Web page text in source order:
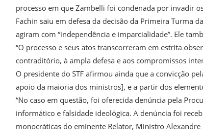
processo em que Zambelli foi condenada por invadir
Fachin saiu em defesa da decisão da Primeira Turma
agiram com “independência e imparcialidade”. Ele
“O processo e seus atos transcorreram em estrita
contraditório, à ampla defesa e aos compromissos
O presidente do STF afirmou ainda que a convicção
apoio da maioria dos ministros], e a partir dos
“No caso em questão, foi oferecida denúncia pela
informático e falsidade ideológica. A denúncia foi
monocráticas do eminente Relator, Ministro